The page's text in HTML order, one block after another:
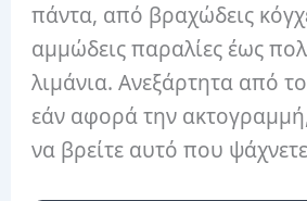
πάντα, από βραχώδεις
αμμώδεις παραλίες έως
λιμάνια. Ανεξάρτητα από
εάν αφορά την
να βρείτε αυτό που